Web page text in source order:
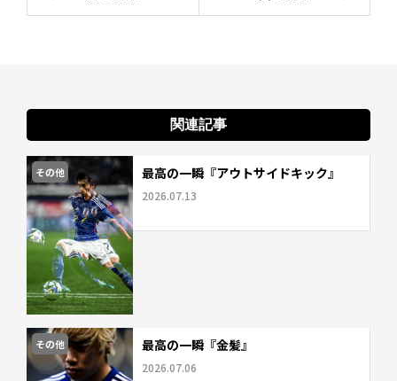
関連記事
その他 最高の一瞬『アウトサイドキック』
2026.07.13
その他 最高の一瞬『金髪』
2026.07.06